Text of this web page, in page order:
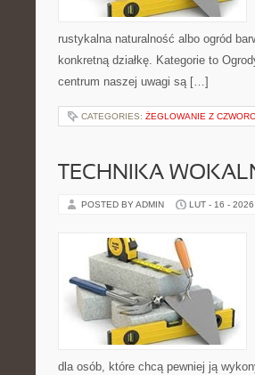
rustykalna naturalność albo ogród
konkretną działkę. Kategorie to
centrum naszej uwagi są […]
CATEGORIES: ŻEGLOWANIE Z
TECHNIKA
POSTED BY ADMIN LUT - 16 - 2026
dla osób, które chcą pewniej ją